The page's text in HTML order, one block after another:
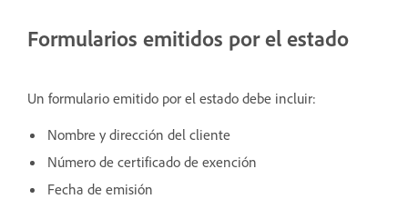
Formularios emitidos por el estado
Un formulario emitido por el estado debe incluir:
Nombre y dirección del cliente
Número de certificado de exención
Fecha de emisión